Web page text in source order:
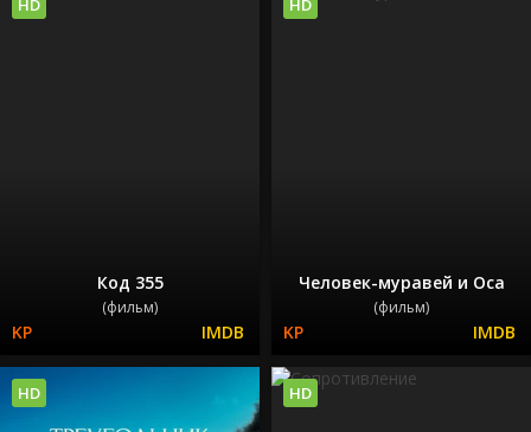
Код 355
(фильм)
HD
Человек-муравей и Оса
(фильм)
HD
HD HD